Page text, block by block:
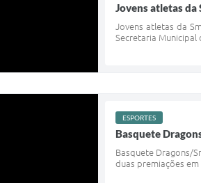
Jovens atletas
Jovens atletas da
Secretaria Municipal
ESPORTES
Basquete
Basquete Dragons/
duas premiações em